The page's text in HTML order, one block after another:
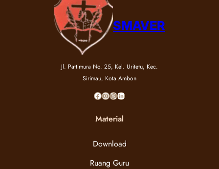
SMAVER
Jl. Pattimura No. 25, Kel. Uritetu, Kec.
Sirimau, Kota Ambon
Facebook InstagramX LinkedIn
Material
Download
Ruang Guru